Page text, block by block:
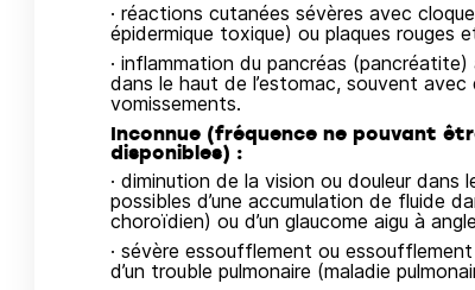
· réactions cutanées sévères avec
épidermique toxique) ou plaques rouges
· inflammation du pancréas
dans le haut de l’estomac, souvent
vomissements.
Inconnue (fréquence ne pouvant
disponibles) :
· diminution de la vision ou douleur dans
possibles d’une accumulation de fluide
choroïdien) ou d’un glaucome aigu à
· sévère essoufflement ou
d’un trouble pulmonaire (maladie